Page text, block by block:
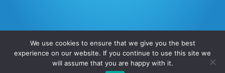
© Copyright 2025 Hofstad Lyceum
All rights reserved.
We use cookies to ensure that we give you the best
experience on our website. If you continue to use this site we
will assume that you are happy with it.